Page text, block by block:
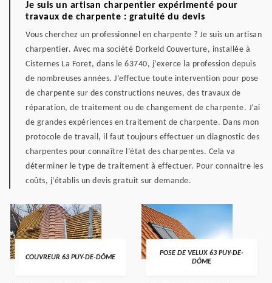
Je suis un artisan charpentier expérimenté pour
travaux de charpente : gratuité du devis
Vous cherchez un professionnel en charpente ? Je suis un artisan
charpentier. Avec ma société Dorkeld Couverture, installée à
Cisternes La Foret, dans le 63740, j’exerce la profession depuis
de nombreuses années. J’effectue toute intervention pour pose
de charpente sur des constructions neuves, des travaux de
réparation, de traitement ou de changement de charpente. J’ai
de grandes expériences en traitement de charpente. Dans mon
protocole de travail, il faut toujours effectuer un diagnostic des
charpentes pour connaître l’état des charpentes. Cela va
déterminer le type de traitement à effectuer. Pour connaitre les
coûts, j’établis un devis gratuit sur demande.
COUVREUR 63 PUY-DE-DÔME
POSE DE VELUX 63 PUY-DE-
DÔME